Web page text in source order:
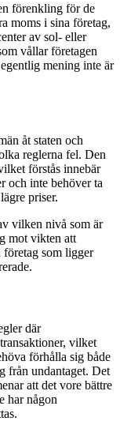
förenkling för de
moms i sina företag,
av sol- eller
vållar företagen
mening inte är
åt staten och
reglerna fel. Den
förstås innebär
och inte behöver ta
priser.
vilken nivå som är
mot vikten att
som ligger
där
vilket
förhålla sig både
från undantaget. Det
att det vore bättre
har någon